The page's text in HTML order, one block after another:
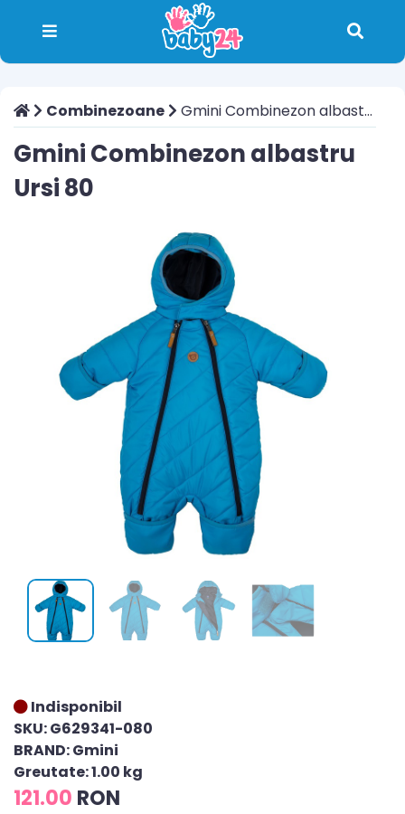
Combinezoane Gmini Combinezon albastru Ursi 80
Gmini Combinezon albastru
Ursi 80
Indisponibil
SKU: G629341-080
BRAND: Gmini
Greutate: 1.00 kg
121.00 RON